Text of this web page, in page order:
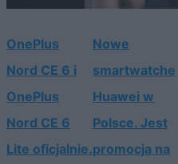
OnePlus
Nord CE 6 i
OnePlus
Nord CE 6
Lite oficjalnie.
Nowe
smartwatche
Huawei w
Polsce. Jest
promocja na